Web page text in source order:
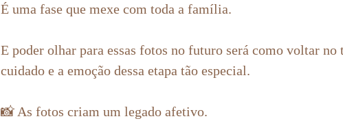
É uma fase que mexe com toda a família.
E poder olhar para essas fotos no futuro será como voltar
cuidado e a emoção dessa etapa tão especial.
📸 As fotos criam um legado afetivo.